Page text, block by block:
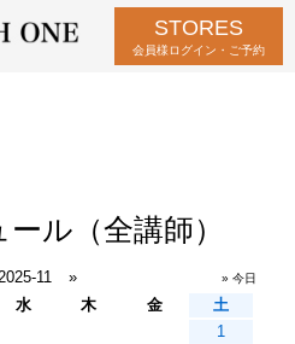
STORES
会員様ログイン・ご予約
ル（全講師）
2025-11 » » 今日
水 木 金
土
1